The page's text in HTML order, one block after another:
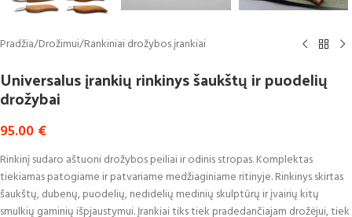
Pradžia/Drožimui/Rankiniai drožybos įrankiai
Universalus įrankių rinkinys šaukštų ir puodelių
drožybai
95.00 €
Rinkinį sudaro aštuoni drožybos peiliai ir odinis stropas. Komplektas
tiekiamas patogiame ir patvariame medžiaginiame ritinyje. Rinkinys skirtas
šaukštų, dubenų, puodelių, nedidelių medinių skulptūrų ir įvairių kitų
smulkių gaminių išpjaustymui. Įrankiai tiks tiek pradedančiajam drožėjui, tiek